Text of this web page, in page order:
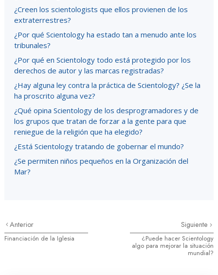
¿Creen los scientologists que ellos provienen de los
extraterrestres?
¿Por qué Scientology ha estado tan a menudo ante los
tribunales?
¿Por qué en Scientology todo está protegido por los
derechos de autor y las marcas registradas?
¿Hay alguna ley contra la práctica de Scientology? ¿Se la
ha proscrito alguna vez?
¿Qué opina Scientology de los desprogramadores y de
los grupos que tratan de forzar a la gente para que
reniegue de la religión que ha elegido?
¿Está Scientology tratando de gobernar el mundo?
¿Se permiten niños pequeños en la Organización del
Mar?
Anterior
Financiación de la Iglesia
Siguiente
¿Puede hacer Scientology
algo para mejorar la situación
mundial?